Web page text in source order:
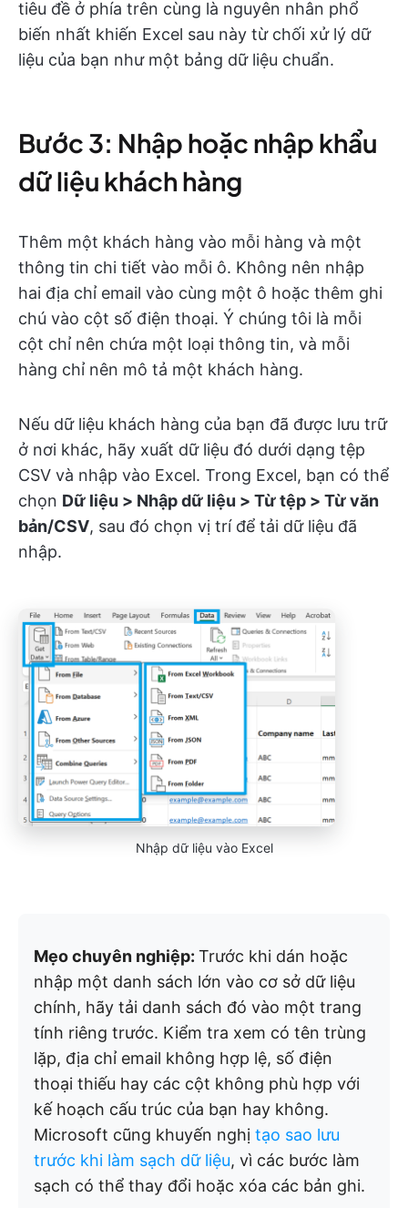
tiêu đề ở phía trên cùng là nguyên nhân phổ
biến nhất khiến Excel sau này từ chối xử lý dữ
liệu của bạn như một bảng dữ liệu chuẩn.
Bước 3: Nhập hoặc nhập khẩu
dữ liệu khách hàng
Thêm một khách hàng vào mỗi hàng và một
thông tin chi tiết vào mỗi ô. Không nên nhập
hai địa chỉ email vào cùng một ô hoặc thêm ghi
chú vào cột số điện thoại. Ý chúng tôi là mỗi
cột chỉ nên chứa một loại thông tin, và mỗi
hàng chỉ nên mô tả một khách hàng.
Nếu dữ liệu khách hàng của bạn đã được lưu trữ
ở nơi khác, hãy xuất dữ liệu đó dưới dạng tệp
CSV và nhập vào Excel. Trong Excel, bạn có thể
chọn Dữ liệu > Nhập dữ liệu > Từ tệp > Từ văn
bản/CSV, sau đó chọn vị trí để tải dữ liệu đã
nhập.
Nhập dữ liệu vào Excel
Mẹo chuyên nghiệp: Trước khi dán hoặc
nhập một danh sách lớn vào cơ sở dữ liệu
chính, hãy tải danh sách đó vào một trang
tính riêng trước. Kiểm tra xem có tên trùng
lặp, địa chỉ email không hợp lệ, số điện
thoại thiếu hay các cột không phù hợp với
kế hoạch cấu trúc của bạn hay không.
Microsoft cũng khuyến nghị tạo sao lưu
trước khi làm sạch dữ liệu, vì các bước làm
sạch có thể thay đổi hoặc xóa các bản ghi.